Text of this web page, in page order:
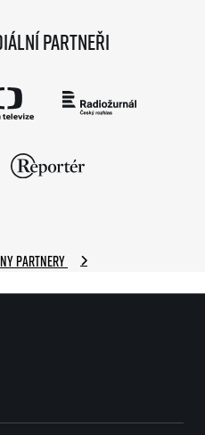
partneři
partnery